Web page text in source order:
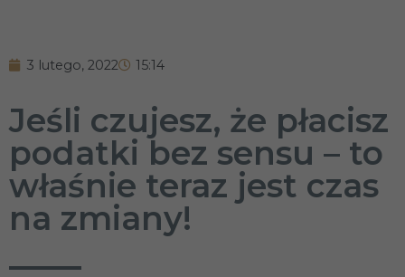
3 lutego, 2022 15:14
Jeśli czujesz, że płacisz
podatki bez sensu – to
właśnie teraz jest czas
na zmiany!